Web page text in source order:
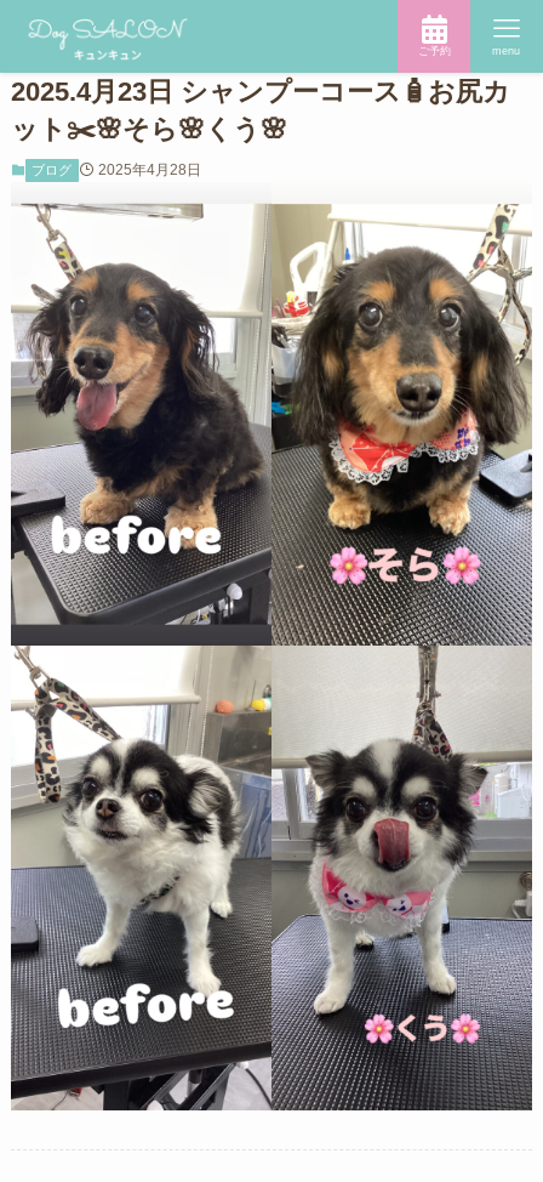
ご予約 menu
2025.4月23日 シャンプーコース🧴お尻カ
ット✂️🌸そら🌸くう🌸
ブログ 2025年4月28日